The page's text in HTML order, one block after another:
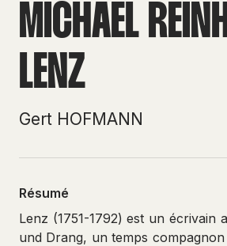
MICHAEL
LENZ
Gert HOFMANN
Résumé
Lenz (1751-1792) est un écrivain
und Drang, un temps